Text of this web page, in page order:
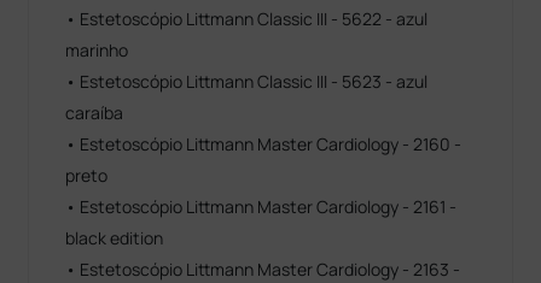
• Estetoscópio Littmann Classic III - 5622 - azul
marinho
• Estetoscópio Littmann Classic III - 5623 - azul
caraíba
• Estetoscópio Littmann Master Cardiology - 2160 -
preto
• Estetoscópio Littmann Master Cardiology - 2161 -
black edition
• Estetoscópio Littmann Master Cardiology - 2163 -